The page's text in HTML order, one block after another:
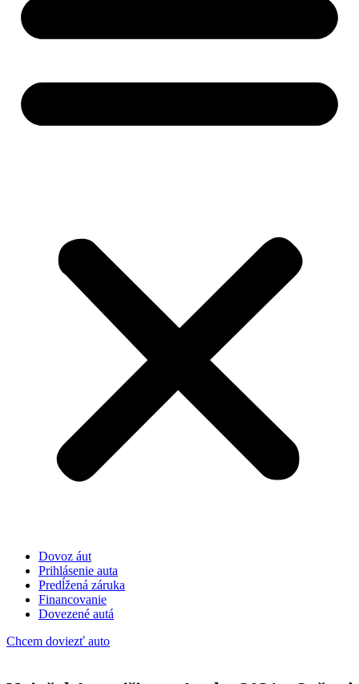
Dovoz áut
Prihlásenie auta
Predĺžená záruka
Financovanie
Dovezené autá
Chcem doviezť auto